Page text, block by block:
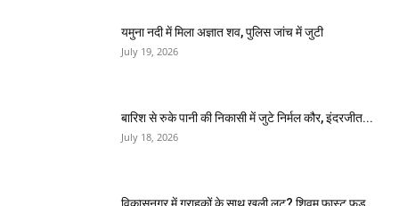
यमुना नदी में मिला अज्ञात शव, पुलिस जांच में जुटी
July 19, 2026
बारिश से रुके पानी की निकासी में जुटे निर्मल कौर, इंदरजीत...
July 18, 2026
विकासनगर में ग्राहकों के साथ खुली लूट? शिवम फास्ट फूड